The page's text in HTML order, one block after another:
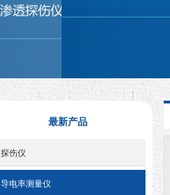
最新产品
探伤仪
导电率测量仪